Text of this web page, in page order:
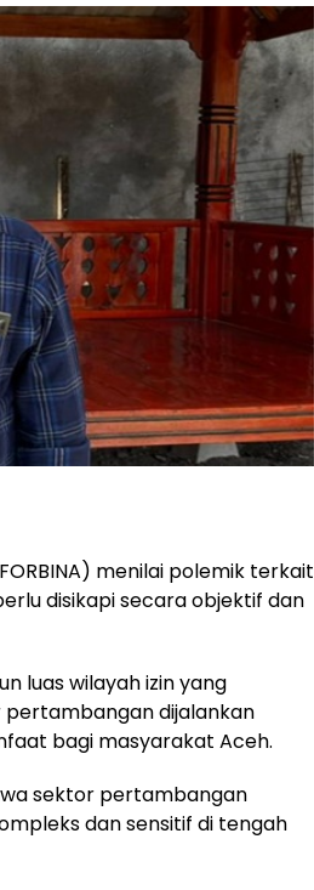
menilai polemik terkait
disikapi secara objektif dan
luas wilayah izin yang
dijalankan
bagi masyarakat Aceh.
sektor pertambangan
dan sensitif di tengah